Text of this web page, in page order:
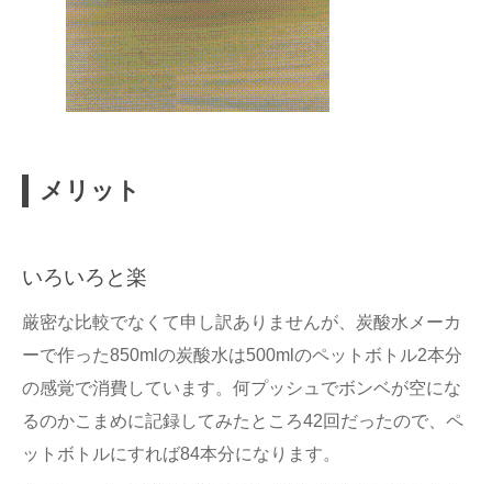
メリット
いろいろと楽
厳密な比較でなくて申し訳ありませんが、炭酸水メーカ
ーで作った850mlの炭酸水は500mlのペットボトル2本分
の感覚で消費しています。何プッシュでボンベが空にな
るのかこまめに記録してみたところ42回だったので、ペ
ットボトルにすれば84本分になります。